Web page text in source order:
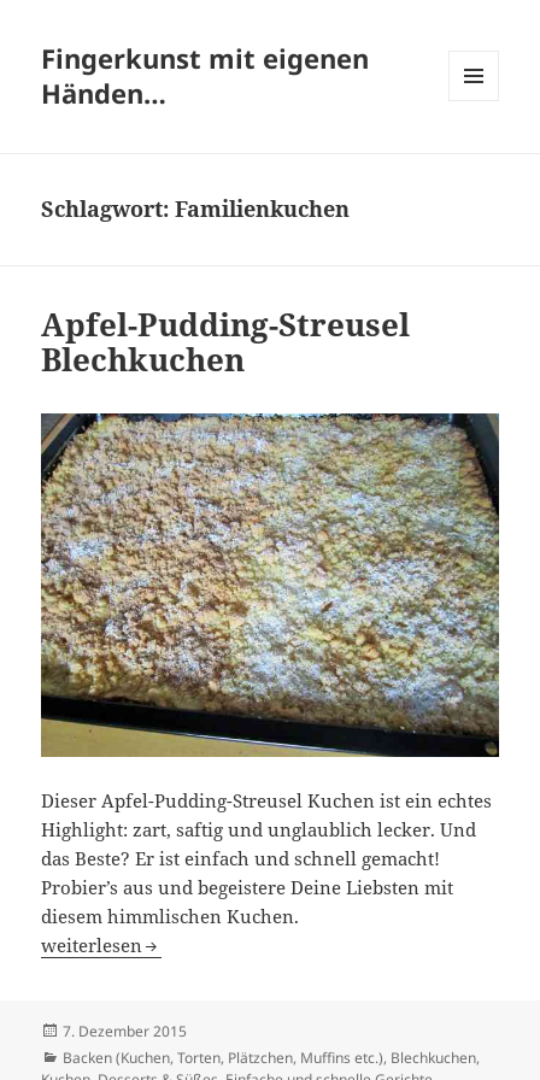
Fingerkunst mit eigenen
Händen…
Schlagwort:Familienkuchen
Apfel-Pudding-Streusel
Blechkuchen
Dieser Apfel-Pudding-Streusel Kuchen ist ein echtes
Highlight: zart, saftig und unglaublich lecker. Und
das Beste? Er ist einfach und schnell gemacht!
Probier’s aus und begeistere Deine Liebsten mit
diesem himmlischen Kuchen.
Apfel-Pudding-Streusel Blechkuchen
weiterlesen
Veröffentlicht
am
7. Dezember 2015
Kategorien
Backen (Kuchen, Torten, Plätzchen, Muffins etc.), Blechkuchen,